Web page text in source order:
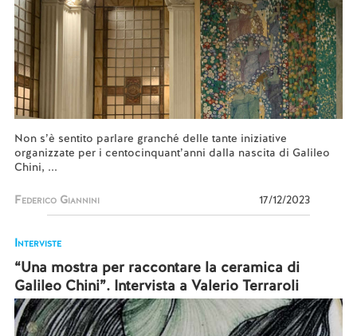
Non s’è sentito parlare granché delle tante iniziative
organizzate per i centocinquant’anni dalla nascita di Galileo
Chini, ...
Federico Giannini 17/12/2023
Interviste
“Una mostra per raccontare la ceramica di
Galileo Chini”. Intervista a Valerio Terraroli